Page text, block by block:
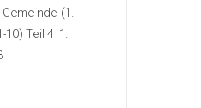
(1.
10) Teil 4: 1.